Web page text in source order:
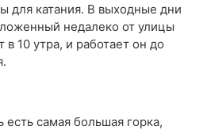
для катания. В выходные дни
недалеко от улицы
10 утра, и работает он до
есть самая большая горка,